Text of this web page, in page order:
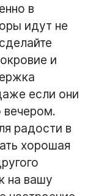
в
идут не
и
если они
вечером.
радости в
хорошая
на вашу